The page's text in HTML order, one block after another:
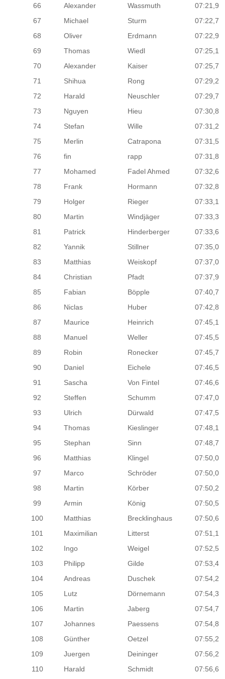
66
Alexander Wassmuth
07:21,9
67
Michael Sturm
07:22,7
68
Oliver Erdmann
07:22,9
69
Thomas Wiedl
07:25,1
70
Alexander Kaiser
07:25,7
71
Shihua Rong
07:29,2
72
Harald Neuschler
07:29,7
73
Nguyen Hieu
07:30,8
74
Stefan Wille
07:31,2
75
Merlin Catrapona
07:31,5
76
fin rapp
07:31,8
77
Mohamed Fadel Ahmed
07:32,6
78
Frank Hormann
07:32,8
79
Holger Rieger
07:33,1
80
Martin Windjäger
07:33,3
81
Patrick Hinderberger
07:33,6
82
Yannik Stillner
07:35,0
83
Matthias Weiskopf
07:37,0
84
Christian Pfadt
07:37,9
85
Fabian Böpple
07:40,7
86
Niclas Huber
07:42,8
87
Maurice Heinrich
07:45,1
88
Manuel Weller
07:45,5
89
Robin Ronecker
07:45,7
90
Daniel Eichele
07:46,5
91
Sascha Von Fintel
07:46,6
92
Steffen Schumm
07:47,0
93
Ulrich Dürwald
07:47,5
94
Thomas Kieslinger
07:48,1
95
Stephan Sinn
07:48,7
96
Matthias Klingel
07:50,0
97
Marco Schröder
07:50,0
98
Martin Körber
07:50,2
99
Armin König
07:50,5
100
Matthias Brecklinghaus
07:50,6
101
Maximilian Litterst
07:51,1
102
Ingo Weigel
07:52,5
103
Philipp Gilde
07:53,4
104
Andreas Duschek
07:54,2
105
Lutz Dörnemann
07:54,3
106
Martin Jaberg
07:54,7
107
Johannes Paessens
07:54,8
108
Günther Oetzel
07:55,2
109
Juergen Deininger
07:56,2
110
Harald Schmidt 07:56,6